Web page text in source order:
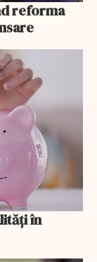
reforma
în